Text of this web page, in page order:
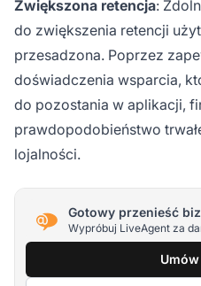
Zwiększona retencja:
do zwiększenia retencji
przesadzona. Poprzez
doświadczenia wsparcia,
do pozostania w aplikacji,
prawdopodobieństwo
lojalności.
Gotowy przenieść
Wypróbuj LiveAgent za